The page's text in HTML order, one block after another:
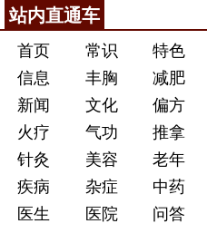
站内直通车
首页 常识 特色
信息
丰胸 减肥
新闻
文化 偏方
火疗
气功 推拿
针灸
美容 老年
疾病
杂症 中药
医生
医院 问答